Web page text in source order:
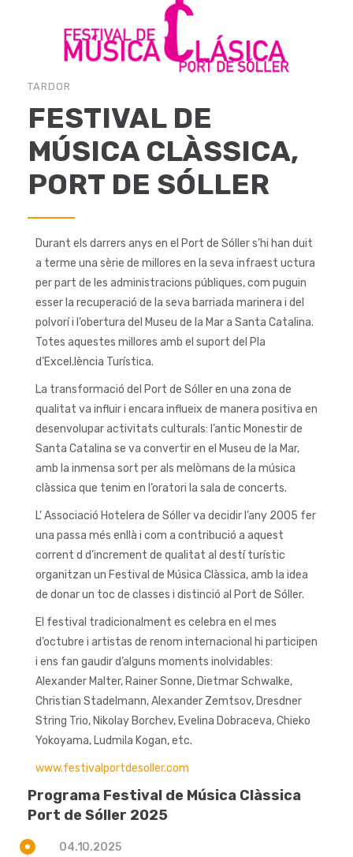
TARDOR
FESTIVAL DE
MÚSICA CLÀSSICA,
PORT DE SÓLLER
Durant els darrers anys en el Port de Sóller s’hi han duit
a terme una sèrie de millores en la seva infraest uctura
per part de les administracions públiques, com puguin
esser la recuperació de la seva barriada marinera i del
polvorí i l’obertura del Museu de la Mar a Santa Catalina.
Totes aquestes millores amb el suport del Pla
d’Excel.lència Turística.
La transformació del Port de Sóller en una zona de
qualitat va influir i encara influeix de manera positiva en
desenvolupar activitats culturals: l’antic Monestir de
Santa Catalina se va convertir en el Museu de la Mar,
amb la inmensa sort per als melòmans de la música
clàssica que tenim en l’oratori la sala de concerts.
L’ Associació Hotelera de Sóller va decidir l’any 2005 fer
una passa més enllà i com a contribució a aquest
corrent d d’increment de qualitat al destí turístic
organitzan un Festival de Música Clàssica, amb la idea
de donar un toc de classes i distinció al Port de Sóller.
El festival tradicionalment es celebra en el mes
d’octubre i artistas de renom internacional hi participen
i ens fan gaudir d’alguns moments inolvidables:
Alexander Malter, Rainer Sonne, Dietmar Schwalke,
Christian Stadelmann, Alexander Zemtsov, Dresdner
String Trio, Nikolay Borchev, Evelina Dobraceva, Chieko
Yokoyama, Ludmila Kogan, etc.
www.festivalportdesoller.com
Programa Festival de Música Clàssica
Port de Sóller 2025
04.10.2025